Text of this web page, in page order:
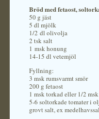
Bröd med fetaost,
50 g jäst
5 dl mjölk
1/2 dl olivolja
2 tsk salt
1 msk honung
14-15 dl vetemjöl
Fyllning:
3 msk rumsvarmt smör
200 g fetaost
1 msk torkad eller 1/2
5-6 soltorkade tomater i
grovt salt, ex